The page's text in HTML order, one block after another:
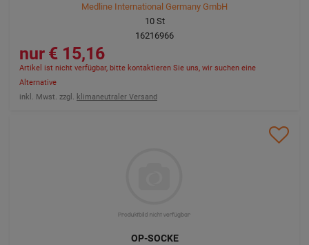
Medline International Germany GmbH
10St
16216966
15,16 €
Artikel ist nicht verfügbar, bitte kontaktieren Sie uns, wir suchen eine
Alternative
inkl. Mwst. zzgl. klimaneutraler Versand
OP-SOCKE